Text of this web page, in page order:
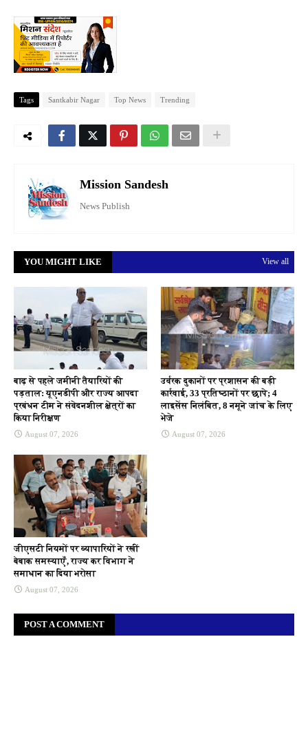
Tags Santkabir Nagar Top News Trending
Mission Sandesh
News Publish
YOU MIGHT LIKE View all
बाढ़ से पहले जमीनी तैयारियों की
पड़ताल: यूएनडीपी और राज्य आपदा
प्रबंधन टीम ने संवेदनशील क्षेत्रों का
किया निरीक्षण
August 07, 2026
उर्वरक दुकानों पर प्रशासन की बड़ी
कार्रवाई, 33 प्रतिष्ठानों पर छापे; 4
लाइसेंस निलंबित, 8 नमूने जांच के लिए
भेजे
August 07, 2026
जीएसटी नियमों पर व्यापारियों ने रखीं
बेबाक समस्याएँ, राज्य कर विभाग ने
समाधान का दिया भरोसा
August 07, 2026
POST A COMMENT